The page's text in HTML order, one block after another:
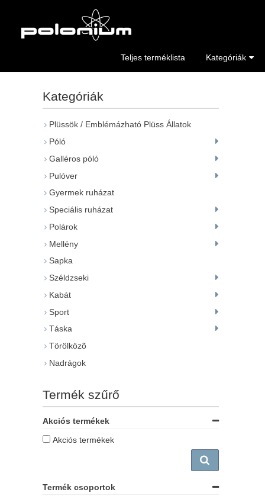
Teljes terméklista Kategóriák
Kategóriák
Plüssök / Emblémázható Plüss Állatok
Póló
Galléros póló
Pulóver
Gyermek ruházat
Speciális ruházat
Polárok
Mellény
Sapka
Széldzseki
Kabát
Sport
Táska
Törölközõ
Nadrágok
Termék szűrő
Akciós termékek
Akciós termékek
Termék csoportok